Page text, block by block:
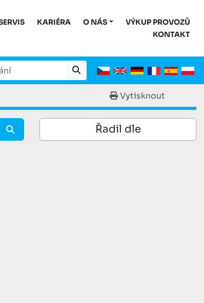
SERVIS KARIÉRA O NÁS
VÝKUP PROVOZŮ
KONTAKT
Vytisknout
Řadil dle